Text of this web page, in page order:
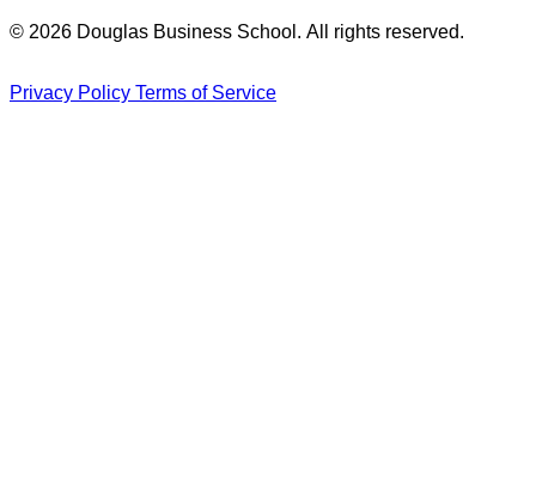
© 2026 Douglas Business School. All rights reserved.
Privacy PolicyTerms of Service